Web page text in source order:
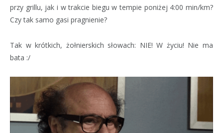
przy grillu, jak i w trakcie biegu w tempie poniżej 4:00 min/km?
Czy tak samo gasi pragnienie?
Tak w krótkich, żołnierskich słowach: NIE! W życiu! Nie ma
bata :/